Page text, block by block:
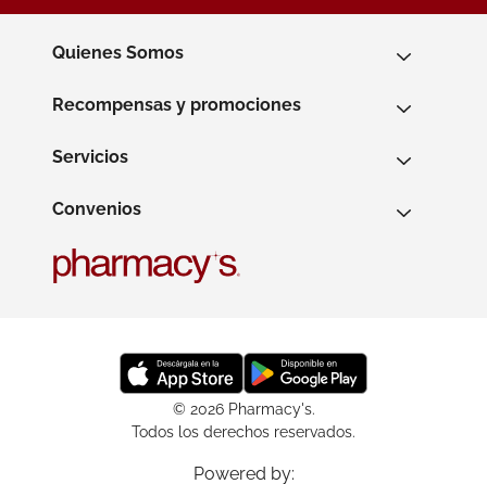
Quienes Somos
Recompensas y promociones
Servicios
Convenios
© 2026 Pharmacy's.
Todos los derechos reservados.
Powered by: